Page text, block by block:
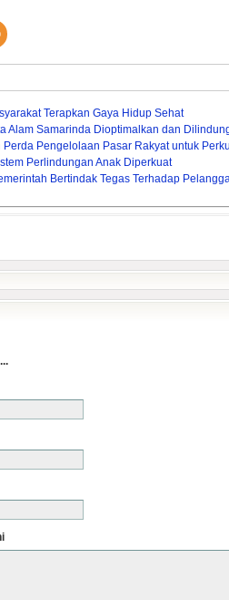
Terapkan Gaya Hidup Sehat
Alam Samarinda Dioptimalkan dan
Pengelolaan Pasar Rakyat untuk
Perlindungan Anak Diperkuat
Bertindak Tegas Terhadap